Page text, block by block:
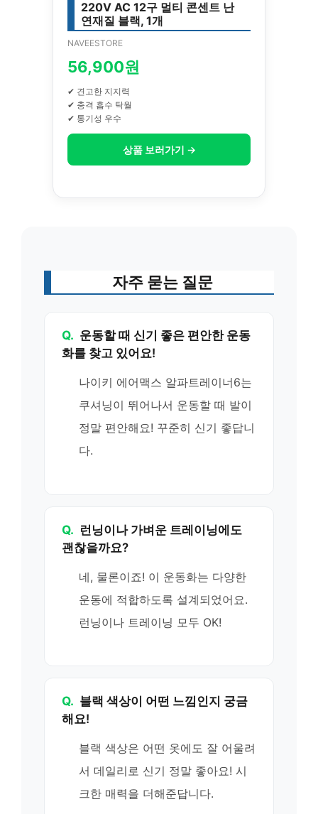
220V AC 12구 멀티 콘센트 난
연재질 블랙, 1개
NAVEESTORE
56,900원
✔ 견고한 지지력
✔ 충격 흡수 탁월
✔ 통기성 우수
상품 보러가기 →
자주 묻는 질문
Q. 운동할 때 신기 좋은 편안한 운동
화를 찾고 있어요!
나이키 에어맥스 알파트레이너6는
쿠셔닝이 뛰어나서 운동할 때 발이
정말 편안해요! 꾸준히 신기 좋답니
다.
Q. 런닝이나 가벼운 트레이닝에도
괜찮을까요?
네, 물론이죠! 이 운동화는 다양한
운동에 적합하도록 설계되었어요.
런닝이나 트레이닝 모두 OK!
Q. 블랙 색상이 어떤 느낌인지 궁금
해요!
블랙 색상은 어떤 옷에도 잘 어울려
서 데일리로 신기 정말 좋아요! 시
크한 매력을 더해준답니다.